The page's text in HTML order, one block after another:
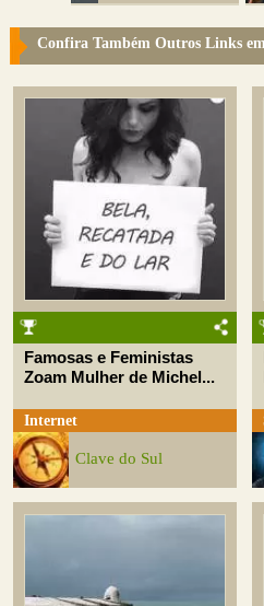
Confira Também Outros Links
Famosas e Feministas
Zoam Mulher de Michel...
Internet
Clave do Sul